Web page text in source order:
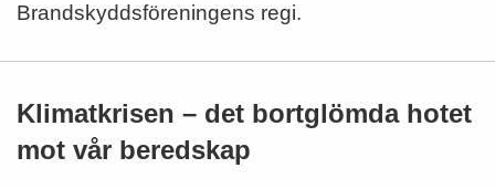
Brandskyddsföreningens regi.
Klimatkrisen – det bortglömda hotet
mot vår beredskap